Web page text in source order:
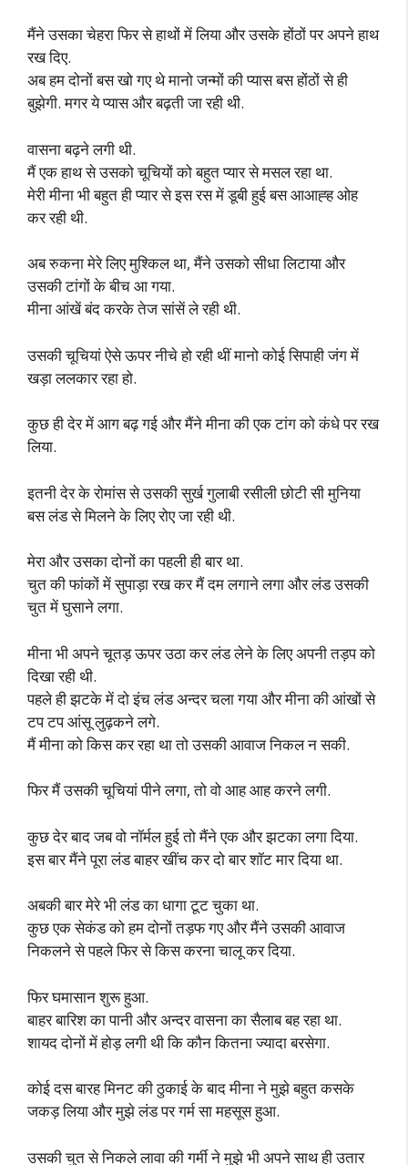
मैंने उसका चेहरा फिर से हाथों में लिया और उसके होंठों पर अपने हाथ
रख दिए.
अब हम दोनों बस खो गए थे मानो जन्मों की प्यास बस होंठों से ही
बुझेगी. मगर ये प्यास और बढ़ती जा रही थी.
वासना बढ़ने लगी थी.
मैं एक हाथ से उसको चूचियों को बहुत प्यार से मसल रहा था.
मेरी मीना भी बहुत ही प्यार से इस रस में डूबी हुई बस आआह्ह ओह
कर रही थी.
अब रुकना मेरे लिए मुश्किल था, मैंने उसको सीधा लिटाया और
उसकी टांगों के बीच आ गया.
मीना आंखें बंद करके तेज सांसें ले रही थी.
उसकी चूचियां ऐसे ऊपर नीचे हो रही थीं मानो कोई सिपाही जंग में
खड़ा ललकार रहा हो.
कुछ ही देर में आग बढ़ गई और मैंने मीना की एक टांग को कंधे पर रख
लिया.
इतनी देर के रोमांस से उसकी सुर्ख गुलाबी रसीली छोटी सी मुनिया
बस लंड से मिलने के लिए रोए जा रही थी.
मेरा और उसका दोनों का पहली ही बार था.
चुत की फांकों में सुपाड़ा रख कर मैं दम लगाने लगा और लंड उसकी
चुत में घुसाने लगा.
मीना भी अपने चूतड़ ऊपर उठा कर लंड लेने के लिए अपनी तड़प को
दिखा रही थी.
पहले ही झटके में दो इंच लंड अन्दर चला गया और मीना की आंखों से
टप टप आंसू लुढ़कने लगे.
मैं मीना को किस कर रहा था तो उसकी आवाज निकल न सकी.
फिर मैं उसकी चूचियां पीने लगा, तो वो आह आह करने लगी.
कुछ देर बाद जब वो नॉर्मल हुई तो मैंने एक और झटका लगा दिया.
इस बार मैंने पूरा लंड बाहर खींच कर दो बार शॉट मार दिया था.
अबकी बार मेरे भी लंड का धागा टूट चुका था.
कुछ एक सेकंड को हम दोनों तड़फ गए और मैंने उसकी आवाज
निकलने से पहले फिर से किस करना चालू कर दिया.
फिर घमासान शुरू हुआ.
बाहर बारिश का पानी और अन्दर वासना का सैलाब बह रहा था.
शायद दोनों में होड़ लगी थी कि कौन कितना ज्यादा बरसेगा.
कोई दस बारह मिनट की ठुकाई के बाद मीना ने मुझे बहुत कसके
जकड़ लिया और मुझे लंड पर गर्म सा महसूस हुआ.
उसकी चुत से निकले लावा की गर्मी ने मुझे भी अपने साथ ही उतार